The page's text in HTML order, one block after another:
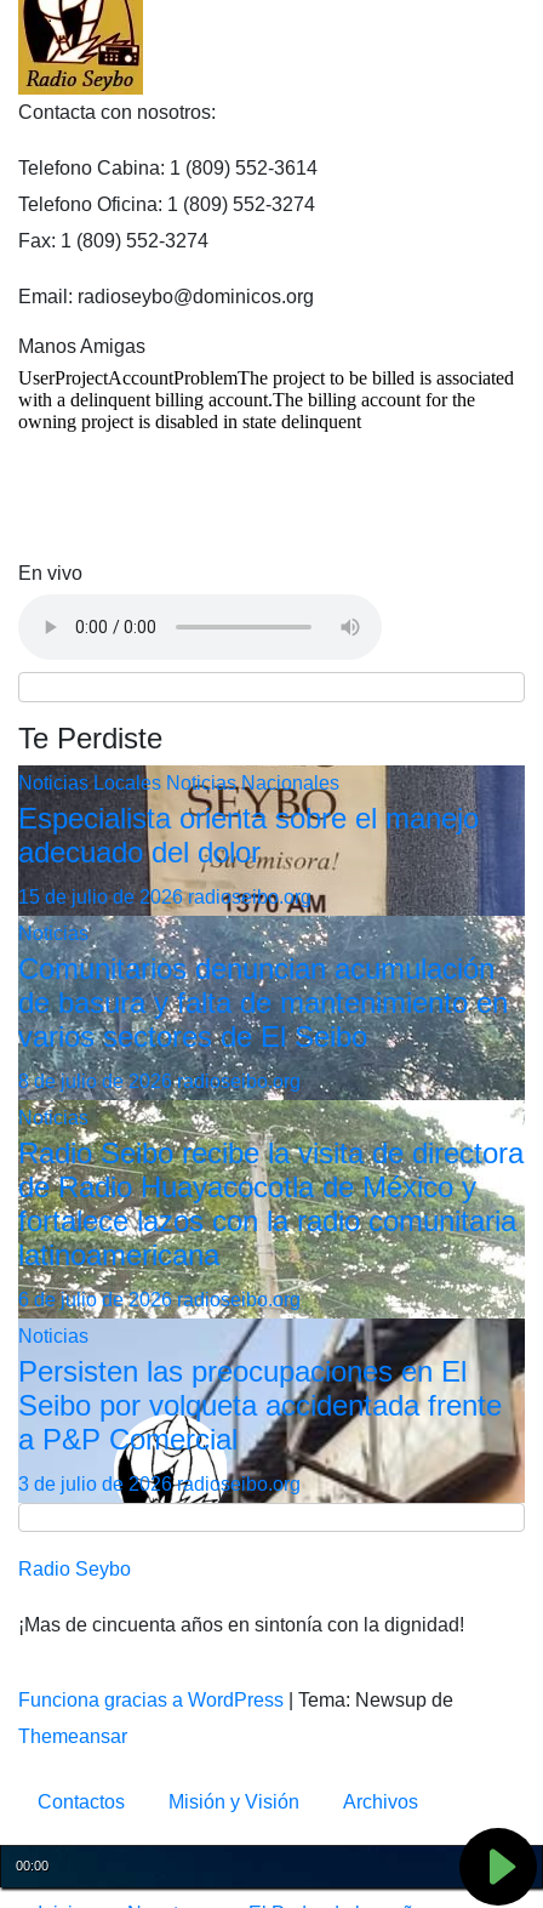
Contacta con nosotros:
Telefono Cabina: 1 (809) 552-3614
Telefono Oficina: 1 (809) 552-3274
Fax: 1 (809) 552-3274
Email: radioseybo@dominicos.org
Manos Amigas
En vivo
Te Perdiste
Noticias Locales Noticias Nacionales
Especialista orienta sobre el manejo
adecuado del dolor
15 de julio de 2026radioseibo.org
Noticias
Comunitarios denuncian acumulación
de basura y falta de mantenimiento en
varios sectores de El Seibo
8 de julio de 2026radioseibo.org
Noticias
Radio Seibo recibe la visita de directora
de Radio Huayacocotla de México y
fortalece lazos con la radio comunitaria
latinoamericana
6 de julio de 2026radioseibo.org
Noticias
Persisten las preocupaciones en El
Seibo por volqueta accidentada frente
a P&P Comercial
3 de julio de 2026radioseibo.org
Radio Seybo
¡Mas de cincuenta años en sintonía con la dignidad!
Funciona gracias a WordPress
Tema: Newsup de
Themeansar
Contactos Misión y Visión Archivos
Servicios